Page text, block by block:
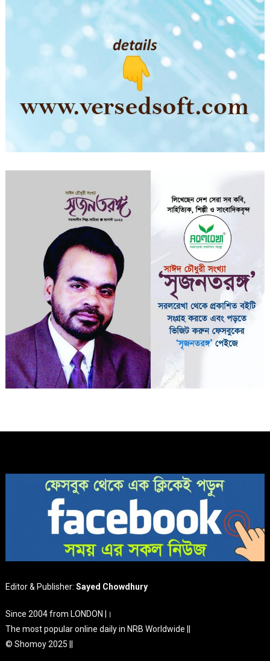
Editor & Publisher:Sayed Chowdhury
Since 2004 from LONDON |।
The most popular online daily in NRB Worldwide ||
© Shomoy 2025 ||